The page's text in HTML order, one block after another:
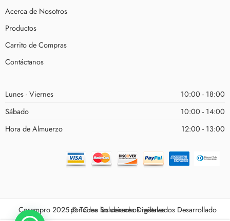
Acerca de Nosotros
Productos
Carrito de Compras
Contáctanos
Lunes - Viernes
10:00 - 18:00
Sábado
10:00 - 14:00
Hora de Almuerzo
12:00 - 13:00
Corempro 2025 © Todos los derechos reservados Desarrollado porCrea Soluciones Digiltales